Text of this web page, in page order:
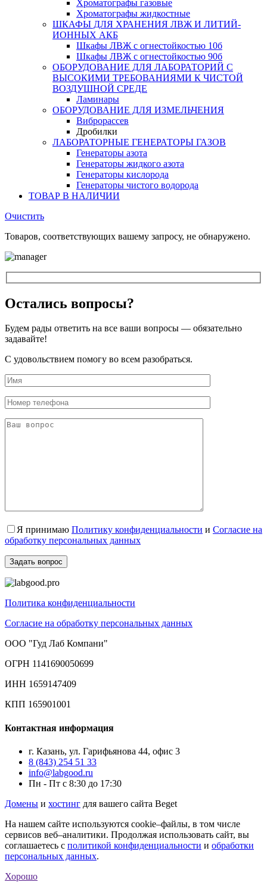
Хроматографы газовые
Хроматографы жидкостные
ШКАФЫ ДЛЯ ХРАНЕНИЯ ЛВЖ И ЛИТИЙ-
ИОННЫХ АКБ
Шкафы ЛВЖ с огнестойкостью 10б
Шкафы ЛВЖ с огнестойкостью 90б
ОБОРУДОВАНИЕ ДЛЯ ЛАБОРАТОРИЙ С
ВЫСОКИМИ ТРЕБОВАНИЯМИ К ЧИСТОЙ
ВОЗДУШНОЙ СРЕДЕ
Ламинары
ОБОРУДОВАНИЕ ДЛЯ ИЗМЕЛЬЧЕНИЯ
Виброрассев
Дробилки
ЛАБОРАТОРНЫЕ ГЕНЕРАТОРЫ ГАЗОВ
Генераторы азота
Генераторы жидкого азота
Генераторы кислорода
Генераторы чистого водорода
ТОВАР В НАЛИЧИИ
Очистить
Товаров, соответствующих вашему запросу, не обнаружено.
Остались вопросы?
Будем рады ответить на все ваши вопросы — обязательно
задавайте!
С удовольствием помогу во всем разобраться.
Я принимаю Политику конфиденциальности и Согласие на
обработку персональных данных
Политика конфиденциальности
Согласие на обработку персональных данных
ООО "Гуд Лаб Компани"
ОГРН 1141690050699
ИНН 1659147409
КПП 165901001
Контактная информация
г. Казань, ул. Гарифьянова 44, офис 3
8 (843) 254 51 33
info@labgood.ru
Пн - Пт с 8:30 до 17:30
Домены и хостинг для вашего сайта Beget
На нашем сайте используются cookie–файлы, в том числе
сервисов веб–аналитики. Продолжая использовать сайт, вы
соглашаетесь с политикой конфиденциальности и обработки
персональных данных.
Хорошо